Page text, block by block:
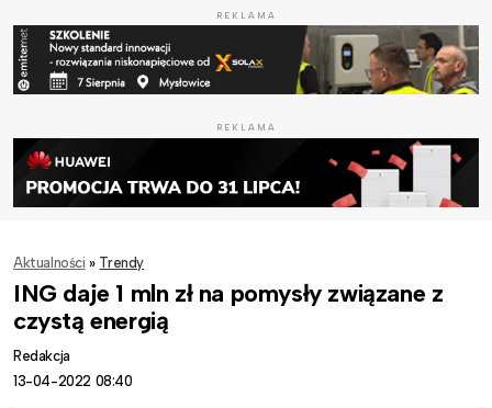
REKLAMA
REKLAMA
Aktualności » Trendy
ING daje 1 mln zł na pomysły związane z
czystą energią
Redakcja
13-04-2022 08:40